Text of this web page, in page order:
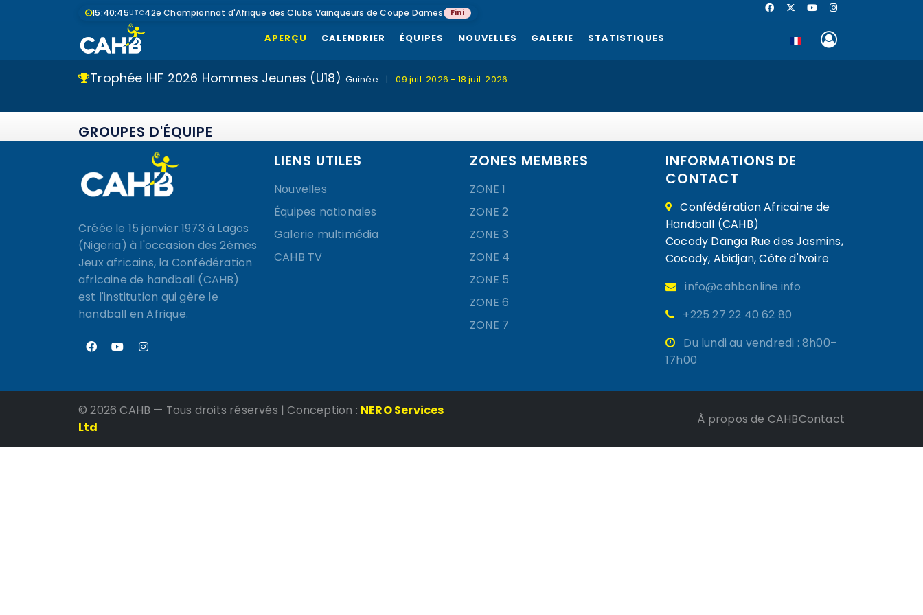
15:40:45UTC42e Championnat d'Afrique des Clubs Vainqueurs de Coupe Dames Fini
APERÇU CALENDRIER ÉQUIPES NOUVELLES GALERIE STATISTIQUES
Trophée IHF 2026 Hommes Jeunes (U18) Guinée | 09 juil. 2026 - 18 juil. 2026
GROUPES D'ÉQUIPE
Créée le 15 janvier 1973 à Lagos
(Nigeria) à l'occasion des 2èmes
Jeux africains, la Confédération
africaine de handball (CAHB)
est l'institution qui gère le
handball en Afrique.
LIENS UTILES
Nouvelles
Équipes nationales
Galerie multimédia
CAHB TV
ZONES MEMBRES
ZONE 1
ZONE 2
ZONE 3
ZONE 4
ZONE 5
ZONE 6
ZONE 7
INFORMATIONS DE
CONTACT
Confédération Africaine de
Handball (CAHB)
Cocody Danga Rue des Jasmins,
Cocody, Abidjan, Côte d'Ivoire
info@cahbonline.info
+225 27 22 40 62 80
Du lundi au vendredi : 8h00–
17h00
©2026 CAHB — Tous droits réservés | Conception : NERO Services
Ltd
À propos de CAHBContact